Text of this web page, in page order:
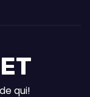
qui!